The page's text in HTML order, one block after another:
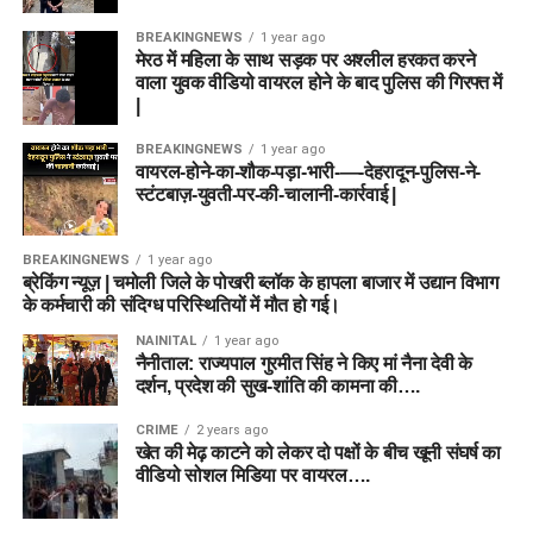
BREAKINGNEWS 1 year ago
मेरठ में महिला के साथ सड़क पर अश्लील हरकत करने
वाला युवक वीडियो वायरल होने के बाद पुलिस की गिरफ्त में
BREAKINGNEWS 1 year ago
वायरल-होने-का-शौक-पड़ा-भारी-—-देहरादून-पुलिस-ने-
स्टंटबाज़-युवती-पर-की-चालानी-कार्रवाई |
BREAKINGNEWS 1 year ago
ब्रेकिंग न्यूज़ | चमोली जिले के पोखरी ब्लॉक के हापला बाजार में उद्यान विभाग
के कर्मचारी की संदिग्ध परिस्थितियों में मौत हो गई।
NAINITAL 1 year ago
नैनीताल: राज्यपाल गुरमीत सिंह ने किए मां नैना देवी के
दर्शन, प्रदेश की सुख-शांति की कामना की….
CRIME 2 years ago
खेत की मेढ़ काटने को लेकर दो पक्षों के बीच खूनी संघर्ष का
वीडियो सोशल मिडिया पर वायरल….